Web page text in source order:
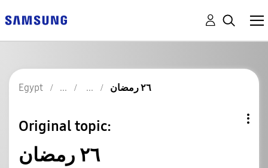
Egypt ٢٦ رمضان
Original topic:
٢٦ رمضان